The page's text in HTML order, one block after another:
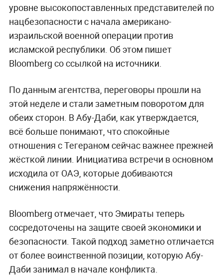
уровне высокопоставленных представителей по
нацбезопасности с начала американо-
израильской военной операции против
исламской республики. Об этом пишет
Bloomberg со ссылкой на источники.
По данным агентства, переговоры прошли на
этой неделе и стали заметным поворотом для
обеих сторон. В Абу-Даби, как утверждается,
всё больше понимают, что спокойные
отношения с Тегераном сейчас важнее прежней
жёсткой линии. Инициатива встречи в основном
исходила от ОАЭ, которые добиваются
снижения напряжённости.
Bloomberg отмечает, что Эмираты теперь
сосредоточены на защите своей экономики и
безопасности. Такой подход заметно отличается
от более воинственной позиции, которую Абу-
Даби занимал в начале конфликта.